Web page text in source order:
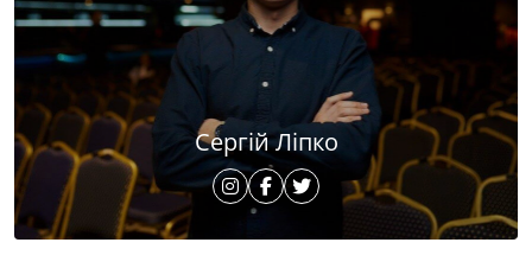
Сергій Ліпко